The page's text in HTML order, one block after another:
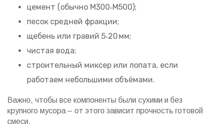
цемент (обычно М300‑М500);
песок средней фракции;
щебень или гравий 5‑20 мм;
чистая вода;
строительный миксер или лопата, если
работаем небольшими объёмами.
Важно, чтобы все компоненты были сухими и без
крупного мусора – от этого зависит прочность готовой
смеси.